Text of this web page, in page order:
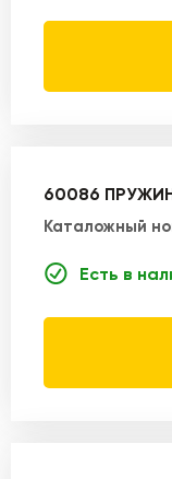
60086
Каталожный
Есть в